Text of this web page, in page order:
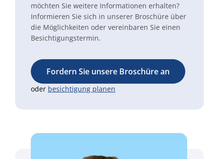
möchten Sie weitere Informationen erhalten?
Informieren Sie sich in unserer Broschüre über
die Möglichkeiten oder vereinbaren Sie einen
Besichtigungstermin.
Fordern Sie unsere Broschüre an
oder besichtigung planen